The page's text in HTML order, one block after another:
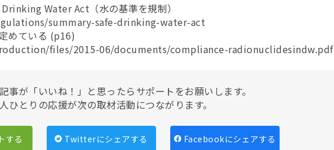
Water Act（水の基準を規制）
summary-safe-drinking-water-act
めている (p16)
files/2015-06/documents/compliance-radionuclidesindw.pdf
事が「いいね！」と思ったらサポートをお願いします。
ひとりの応援が次の取材活動につながります。
する Twitterにシェアする Facebookにシェアする